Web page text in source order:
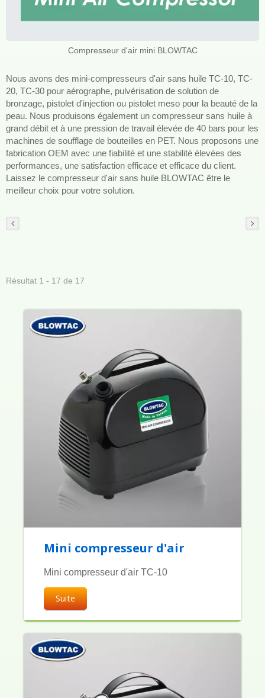
Compresseur d'air mini BLOWTAC
Nous avons des mini-compresseurs d'air sans huile TC-10, TC-
20, TC-30 pour aérographe, pulvérisation de solution de
bronzage, pistolet d'injection ou pistolet meso pour la beauté de la
peau. Nous produisons également un compresseur sans huile à
grand débit et à une pression de travail élevée de 40 bars pour les
machines de soufflage de bouteilles en PET. Nous proposons une
fabrication OEM avec une fiabilité et une stabilité élevées des
performances, une satisfaction efficace et efficace du client.
Laissez le compresseur d'air sans huile BLOWTAC être le
meilleur choix pour votre solution.
Résultat 1 - 17 de 17
Mini compresseur d'air
Mini compresseur d'air TC-10
Suite